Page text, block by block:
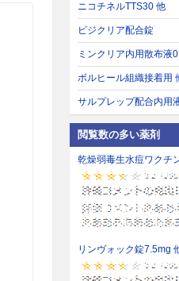
ニコチネルTTS30 他
ビジクリア配合錠
ミンクリア内用散布液
ボルヒール組織接着用
サルプレップ配合内用
閲覧数の多い薬剤
乾燥弱毒生水痘ワクチ
リンヴォック錠7.5mg